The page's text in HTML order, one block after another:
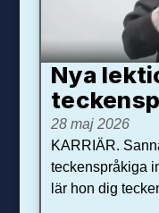
Nya
28 maj 2026
KARRIÄR.
teckenspråkiga
lär hon dig